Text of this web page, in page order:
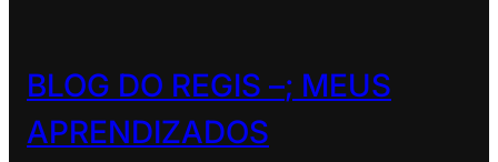
BLOG DO REGIS –; MEUS
APRENDIZADOS